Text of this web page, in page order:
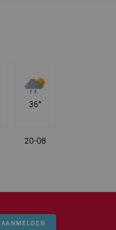
36°
20-08
AANMELDEN